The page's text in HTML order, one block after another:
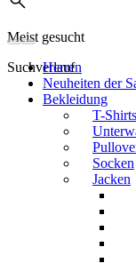
Meist gesucht
Suchverlauf
Herren
Neuheiten der
Bekleidung
T-
Socken
Jacken